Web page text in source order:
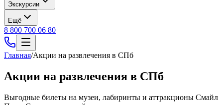
Экскурсии
Ещё
8 800 700 06 80
Главная/Акции на развлечения в СПб
Акции на развлечения в СПб
Выгодные билеты на музеи, лабиринты и аттракционы Смайл